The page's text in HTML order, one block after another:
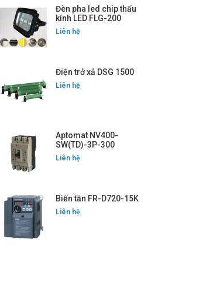
Đèn pha led chip thấu
kính LED FLG-200
Liên hệ
Điện trở xả DSG 1500
Liên hệ
Aptomat NV400-
SW(TD)-3P-300
Liên hệ
Biến tần FR-D720-15K
Liên hệ